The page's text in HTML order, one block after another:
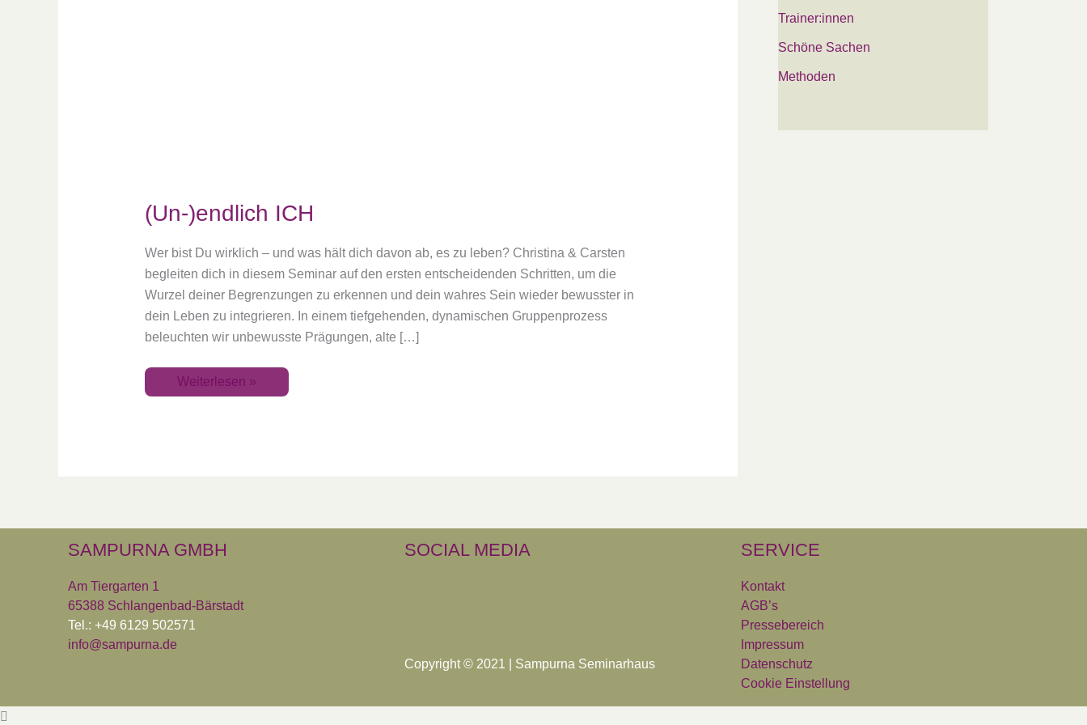
(Un-)endlich ICH
Wer bist Du wirklich – und was hält dich davon ab, es zu leben? Christina & Carsten
begleiten dich in diesem Seminar auf den ersten entscheidenden Schritten, um die
Wurzel deiner Begrenzungen zu erkennen und dein wahres Sein wieder bewusster in
dein Leben zu integrieren. In einem tiefgehenden, dynamischen Gruppenprozess
beleuchten wir unbewusste Prägungen, alte […]
Weiterlesen »
Trainer:innen
Schöne Sachen
Methoden
SAMPURNA GMBH
Am Tiergarten 1
65388 Schlangenbad-Bärstadt
Tel.: +49 6129 502571
info@sampurna.de
SOCIAL MEDIA
Copyright © 2021 | Sampurna Seminarhaus
SERVICE
Kontakt
AGB’s
Pressebereich
Impressum
Datenschutz
Cookie Einstellung